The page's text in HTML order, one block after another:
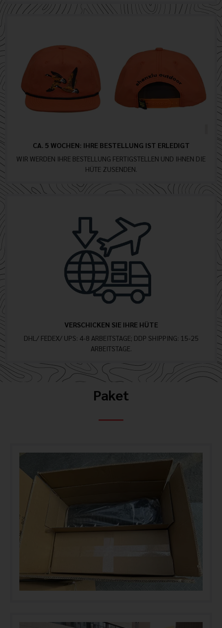
CA. 5 WOCHEN: IHRE BESTELLUNG IST ERLEDIGT
WIR WERDEN IHRE BESTELLUNG FERTIGSTELLEN UND IHNEN DIE
HÜTE ZUSENDEN.
VERSCHICKEN SIE IHRE HÜTE
DHL/ FEDEX/ UPS: 4-8 ARBEITSTAGE; DDP SHIPPING: 15-25
ARBEITSTAGE.
Paket